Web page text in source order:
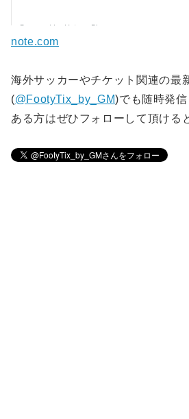
note.com
海外サッカーやチケット関連の最
(@FootyTix_by_GM)でも随時発
ある方はぜひフォローして頂ける